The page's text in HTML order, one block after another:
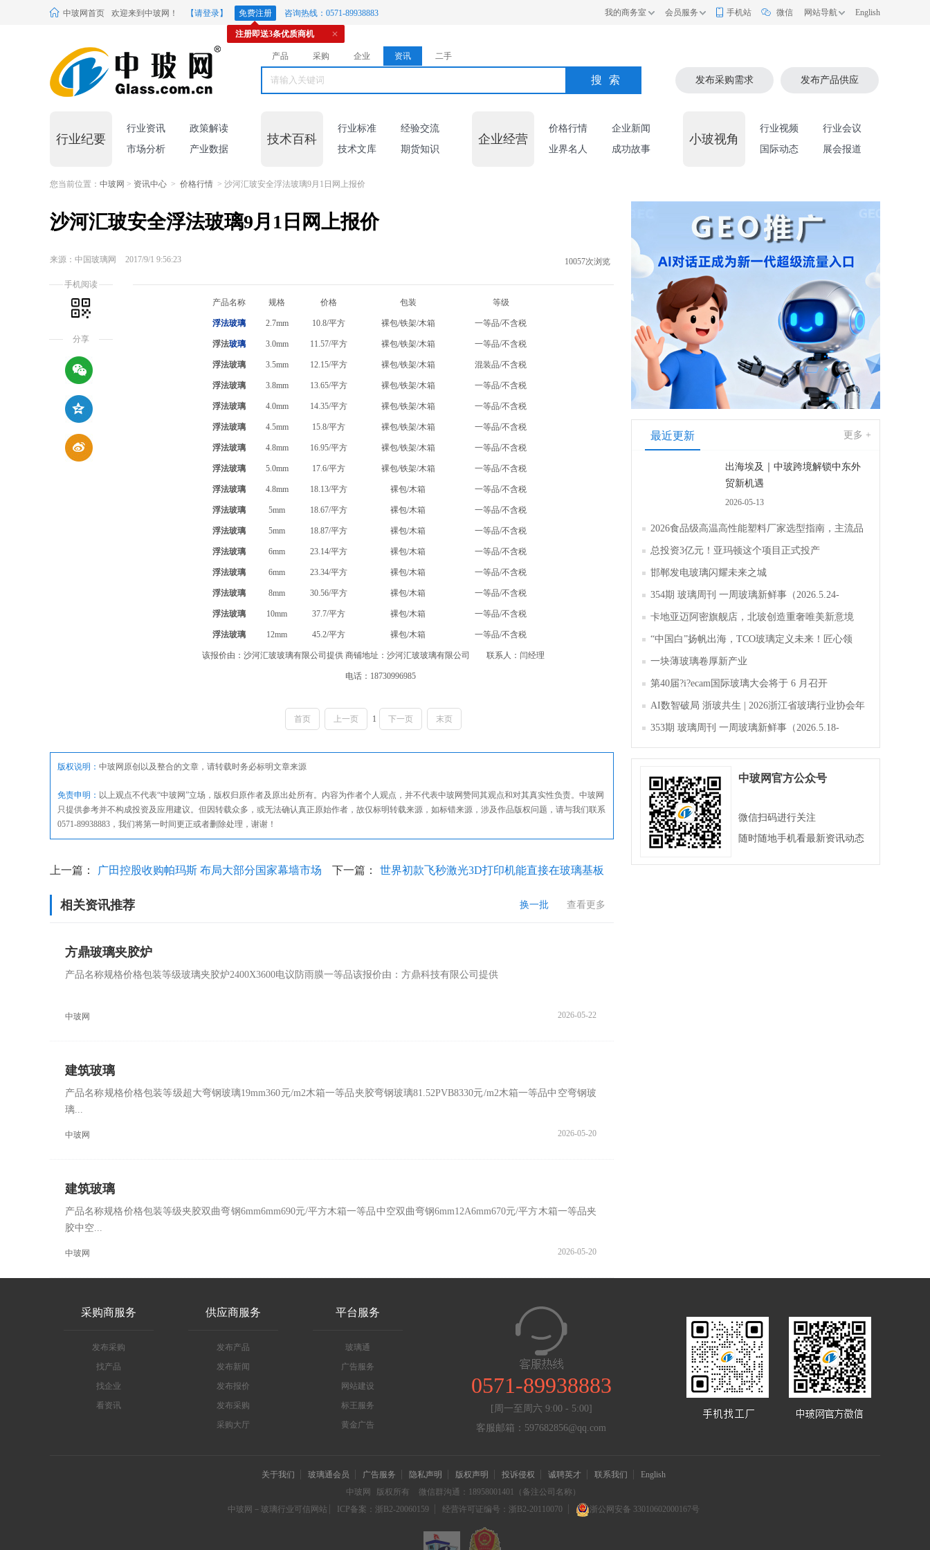
中玻网首页 欢迎来到中玻网！ 【请登录】 免费注册 咨询热线：0571-89938883
注册即送3条优质商机
我的商务室 会员服务 手机站 微信 网站导航 English
产品 采购 企业 资讯 二手
搜索 发布采购需求 发布产品供应
行业纪要
行业资讯
政策解读
市场分析
产业数据
技术百科
行业标准
经验交流
技术文库
期货知识
企业经营
价格行情
企业新闻
业界名人
成功故事
小玻视角
行业视频
行业会议
国际动态
展会报道
您当前位置： 中玻网 > 资讯中心 > 价格行情 > 沙河汇玻安全浮法玻璃9月1日网上报价
最近更新 更多 +
出海埃及｜中玻跨境解锁中东外
贸新机遇
2026-05-13
2026食品级高温高性能塑料厂家选型指南，主流品
牌全面解析评测
总投资3亿元！亚玛顿这个项目正式投产
邯郸发电玻璃闪耀未来之城
354期 玻璃周刊 一周玻璃新鲜事（2026.5.24-
2026.5.30）
卡地亚迈阿密旗舰店，北玻创造重奢唯美新意境
“中国白”扬帆出海，TCO玻璃定义未来！匠心领
航，淄博新材料产业聚势成峰
一块薄玻璃卷厚新产业
第40届?i?ecam国际玻璃大会将于 6 月召开
AI数智破局 浙玻共生 | 2026浙江省玻璃行业协会年
会暨第四届四次会员大会成功举办
353期 玻璃周刊 一周玻璃新鲜事（2026.5.18-
2026.5.23）
中玻网官方公众号
微信扫码进行关注
随时随地手机看最新资讯动态
手机阅读
分享
沙河汇玻安全浮法玻璃9月1日网上报价
来源：中国玻璃网 2017/9/1 9:56:23 10057次浏览
产品名称 规格 价格 包装 等级
浮法玻璃 2.7mm 10.8/平方 裸包/铁架/木箱 一等品/不含税
浮法玻璃 3.0mm 11.57/平方 裸包/铁架/木箱 一等品/不含税
浮法玻璃 3.5mm 12.15/平方 裸包/铁架/木箱 混装品/不含税
浮法玻璃 3.8mm 13.65/平方 裸包/铁架/木箱 一等品/不含税
浮法玻璃 4.0mm 14.35/平方 裸包/铁架/木箱 一等品/不含税
浮法玻璃 4.5mm 15.8/平方 裸包/铁架/木箱 一等品/不含税
浮法玻璃 4.8mm 16.95/平方 裸包/铁架/木箱 一等品/不含税
浮法玻璃 5.0mm 17.6/平方 裸包/铁架/木箱 一等品/不含税
浮法玻璃 4.8mm 18.13/平方 裸包/木箱 一等品/不含税
浮法玻璃 5mm 18.67/平方 裸包/木箱 一等品/不含税
浮法玻璃 5mm 18.87/平方 裸包/木箱 一等品/不含税
浮法玻璃 6mm 23.14/平方 裸包/木箱 一等品/不含税
浮法玻璃 6mm 23.34/平方 裸包/木箱 一等品/不含税
浮法玻璃 8mm 30.56/平方 裸包/木箱 一等品/不含税
浮法玻璃 10mm 37.7/平方 裸包/木箱 一等品/不含税
浮法玻璃 12mm 45.2/平方 裸包/木箱 一等品/不含税
该报价由：沙河汇玻玻璃有限公司提供 商铺地址：沙河汇玻玻璃有限公司 联系人：闫经理
电话：18730996985
首页 上一页 1 下一页 末页
版权说明： 中玻网原创以及整合的文章，请转载时务必标明文章来源
免责申明： 以上观点不代表“中玻网”立场，版权归原作者及原出处所有。内容为作者个人观点，并不代表中玻网赞同其观点和对其真实性负责。中玻网
只提供参考并不构成投资及应用建议。但因转载众多，或无法确认真正原始作者，故仅标明转载来源，如标错来源，涉及作品版权问题，请与我们联系
0571-89938883，我们将第一时间更正或者删除处理，谢谢！
上一篇： 广田控股收购帕玛斯 布局大部分国家幕墙市场 下一篇： 世界初款飞秒激光3D打印机能直接在玻璃基板
相关资讯推荐 查看更多
换一批
方鼎玻璃夹胶炉
产品名称规格价格包装等级玻璃夹胶炉2400X3600电议防雨膜一等品该报价由：方鼎科技有限公司提供
中玻网 2026-05-22
建筑玻璃
产品名称规格价格包装等级超大弯钢玻璃19mm360元/m2木箱一等品夹胶弯钢玻璃81.52PVB8330元/m2木箱一等品中空弯钢玻
璃...
中玻网 2026-05-20
建筑玻璃
产品名称规格价格包装等级夹胶双曲弯钢6mm6mm690元/平方木箱一等品中空双曲弯钢6mm12A6mm670元/平方木箱一等品夹
胶中空...
中玻网 2026-05-20
采购商服务
发布采购
找产品
找企业
看资讯
供应商服务
发布产品
发布新闻
发布报价
发布采购
采购大厅
平台服务
玻璃通
广告服务
网站建设
标王服务
黄金广告
0571-89938883
[周一至周六 9:00 - 5:00]
客服邮箱：597682856@qq.com
关于我们 玻璃通会员 广告服务 隐私声明 版权声明 投诉侵权 诚聘英才 联系我们
English
中玻网
版权所有
微信群沟通：18958001401（备注公司名称）
中玻网－玻璃行业可信网站
ICP备案：浙B2-20060159 经营许可证编号：浙B2-20110070 浙公网安备 33010602000167号